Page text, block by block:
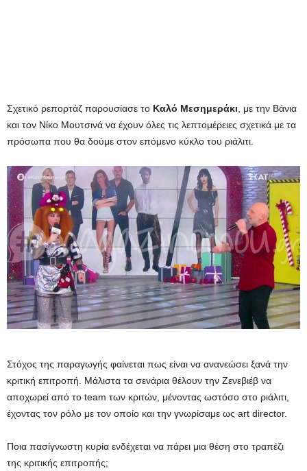
Σχετικό ρεπορτάζ παρουσίασε το Καλό Μεσημεράκι , με την Βάνια
και τον Νίκο Μουτσινά να έχουν όλες τις λεπτομέρειες σχετικά με τα
πρόσωπα που θα δούμε στον επόμενο κύκλο του ριάλιτι.
Στόχος της παραγωγής φαίνεται πως είναι να ανανεώσει ξανά την
κριτική επιτροπή. Μάλιστα τα σενάρια θέλουν την Ζενεβιέβ να
αποχωρεί από το team των κριτών, μένοντας ωστόσο στο ριάλιτι,
έχοντας τον ρόλο με τον οποίο και την γνωρίσαμε ως art director.
Ποια πασίγνωστη κυρία ενδέχεται να πάρει μια θέση στο τραπέζι
της κριτικής επιτροπής;